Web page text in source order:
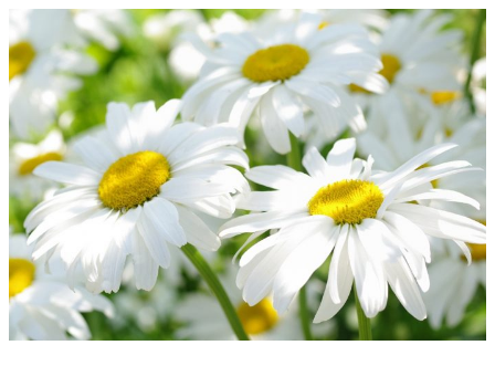
Перейти
к
содержимому